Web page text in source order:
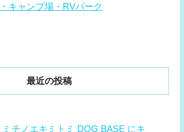
キャンプ場・RVパーク
最近の投稿
チノエキミトミ DOG BASE にキ